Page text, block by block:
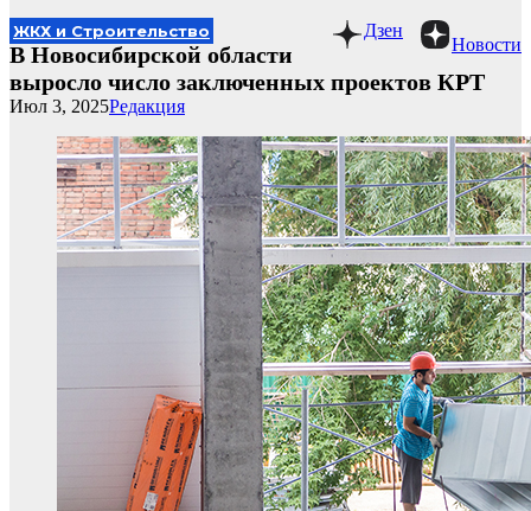
Новости
Дзен
ЖКХ и Строительство
В Новосибирской области
выросло число заключенных проектов КРТ
Редакция
Июл 3, 2025